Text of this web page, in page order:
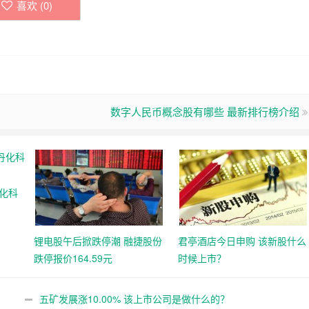
喜欢 (0)
数字人民币概念股有哪些 最新排行榜介绍
科
锂电股午后掀跌停潮 融捷股份
跌停报价164.59元
君亭酒店今日申购 该新股什么
时候上市？
五矿发展涨10.00% 该上市公司是做什么的？